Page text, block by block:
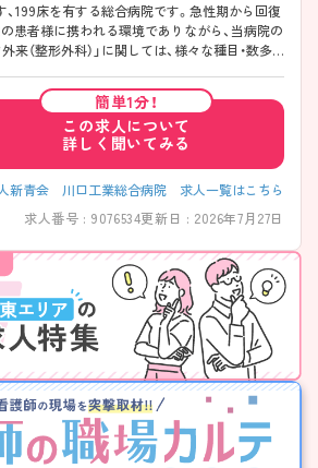
199床を有する総合病院です。急性期から回復
患者様に携われる環境でありながら、当病院の
来（整形外科）」に関しては、様々な種目・数多
のある方は、特におすすめな職場環境です◎中途
も整っているので、新たな職場でのスタート
休みが多く、充実した福利厚生・高水準の給与
です！ ご興味ある方には、面接対策ポイントな
たしますのでお気軽にご相談ください。
簡単1分！
この求人について
詳しく聞いてみる
新青会 川口工業総合病院 求人一覧はこちら
求人番号 : 9076534更新日 : 2026年7月27日